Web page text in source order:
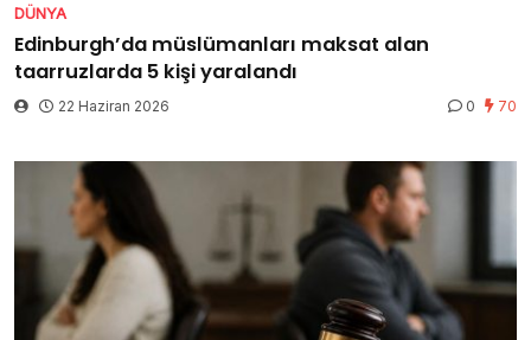
DÜNYA
Edinburgh’da müslümanları maksat alan
taarruzlarda 5 kişi yaralandı
22 Haziran 2026 0 70